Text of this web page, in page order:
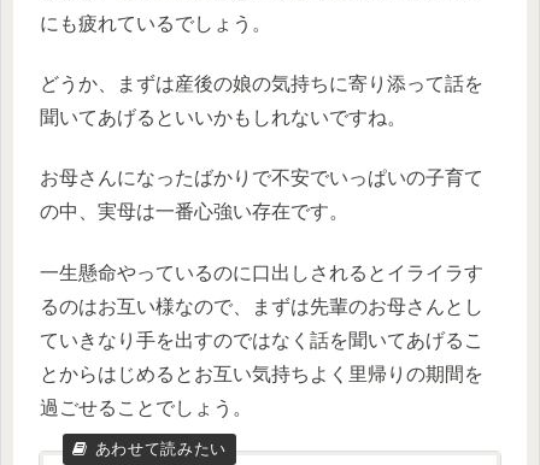
にも疲れているでしょう。
どうか、まずは産後の娘の気持ちに寄り添って話を
聞いてあげるといいかもしれないですね。
お母さんになったばかりで不安でいっぱいの子育て
の中、実母は一番心強い存在です。
一生懸命やっているのに口出しされるとイライラす
るのはお互い様なので、まずは先輩のお母さんとし
ていきなり手を出すのではなく話を聞いてあげるこ
とからはじめるとお互い気持ちよく里帰りの期間を
過ごせることでしょう。